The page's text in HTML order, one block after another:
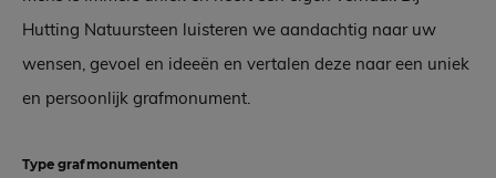
Hutting Natuursteen luisteren we aandachtig naar uw
wensen, gevoel en ideeën en vertalen deze naar een uniek
en persoonlijk grafmonument.
Type grafmonumenten